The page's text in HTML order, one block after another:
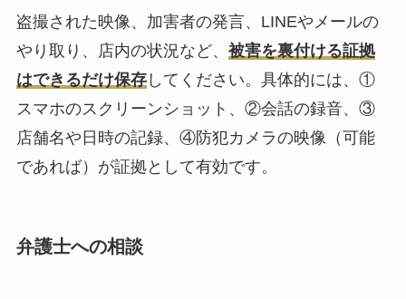
盗撮された映像、加害者の発言、LINEやメールの
やり取り、店内の状況など、 被害を裏付ける証拠
はできるだけ保存してください。具体的には、①
スマホのスクリーンショット、②会話の録音、③
店舗名や日時の記録、④防犯カメラの映像（可能
であれば）が証拠として有効です。
弁護士への相談